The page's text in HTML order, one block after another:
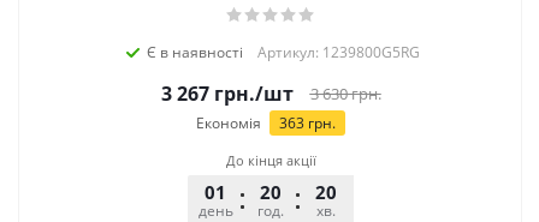
Є в наявності Артикул: 1239800G5RG
3 267грн./шт 3 630грн.
Економія 363 грн.
До кінця акції
01
день
20
год.
20
хв.